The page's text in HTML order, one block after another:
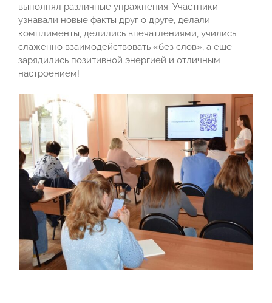
выполнял различные упражнения. Участники
узнавали новые факты друг о друге, делали
комплименты, делились впечатлениями, учились
слаженно взаимодействовать «без слов», а еще
зарядились позитивной энергией и отличным
настроением!